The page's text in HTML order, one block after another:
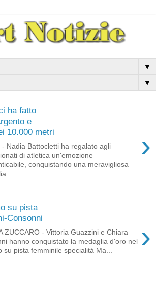
▼
▼
ha fatto
e
10.000 metri
›
- Nadia Battocletti ha regalato agli
di atletica un'emozione
conquistando una meravigliosa
su pista
Consonni
›
ZUCCARO - Vittoria Guazzini e Chiara
hanno conquistato la medaglia d'oro nel
su pista femminile specialità Ma...